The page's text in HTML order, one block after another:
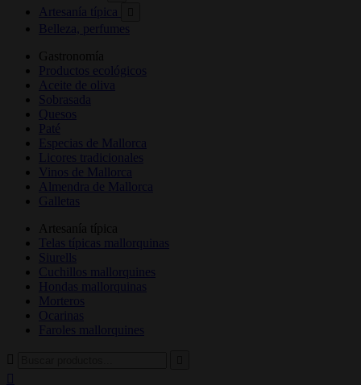
Artesanía típica
Belleza, perfumes
Gastronomía
Productos ecológicos
Aceite de oliva
Sobrasada
Quesos
Paté
Especias de Mallorca
Licores tradicionales
Vinos de Mallorca
Almendra de Mallorca
Galletas
Artesanía típica
Telas típicas mallorquinas
Siurells
Cuchillos mallorquines
Hondas mallorquinas
Morteros
Ocarinas
Faroles mallorquines